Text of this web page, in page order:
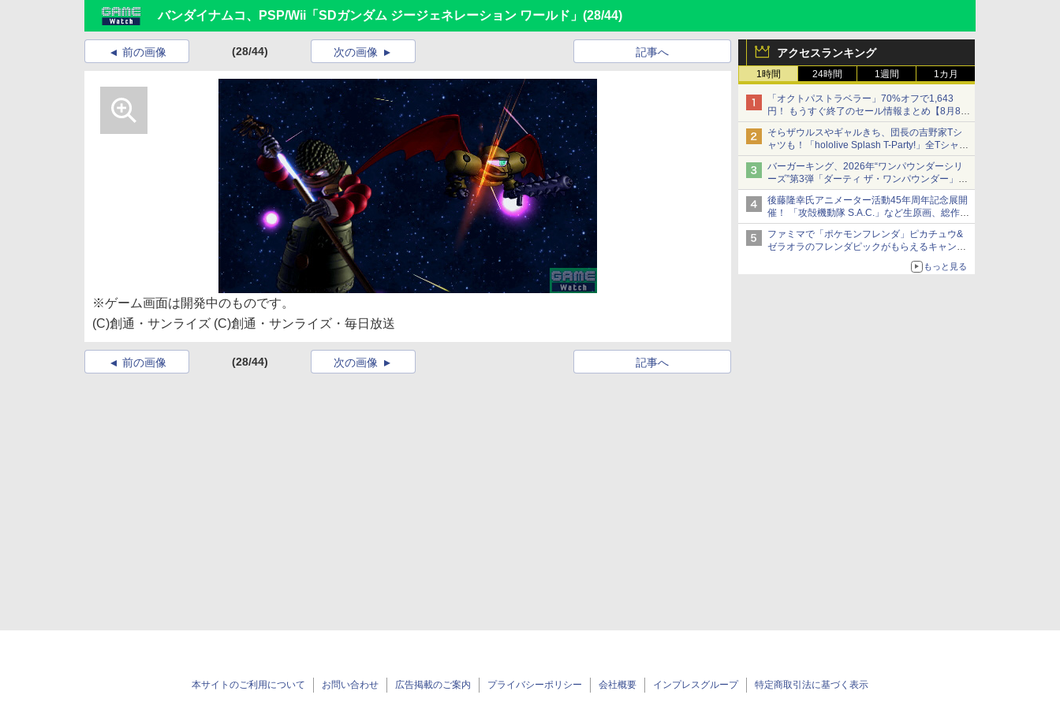
バンダイナムコ、PSP/Wii「SDガンダム ジージェネレーション ワールド」 (28/44)
アクセスランキング
1時間 24時間 1週間 1カ月
「オクトパストラベラー」70%オフで1,643
円！ もうすぐ終了のセール情報まとめ【8月8日
更新】
ニンテンドーeショップでは「大神 絶景版」が
67%オフで990円
そらザウルスやギャルきち、団長の吉野家Tシ
ャツも！「hololive Splash T-Party!」全Tシャツ
ラインナップ公開＆オンライン販売開始
バーガーキング、2026年“ワンパウンダーシリ
ーズ”第3弾「ダーティ ザ・ワンパウンダー」を
8月7日発売
「特製ガーリックマヨソース」を使用した超大
型チーズバーガー
後藤隆幸氏アニメーター活動45年周年記念展開
催！ 「攻殻機動隊 S.A.C.」など生原画、総作画
監督修正が展示
ファミマで「ポケモンフレンダ」ピカチュウ&
ゼラオラのフレンダピックがもらえるキャンペ
もっと見る
前の画像 (28/44) 記事へ
次の画像
※ゲーム画面は開発中のものです。
(C)創通・サンライズ (C)創通・サンライズ・毎日放送
前の画像 (28/44) 記事へ
次の画像
本サイトのご利用について お問い合わせ 広告掲載のご案内 プライバシーポリシー 会社概要 インプレスグループ 特定商取引法に基づく表示